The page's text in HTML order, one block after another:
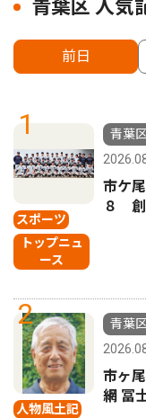
青葉区 人気
前日
1
スポーツ
トップニュ
ース
青葉
市ケ
８ 創
2
人物風土記
青葉
市ヶ
網 冨